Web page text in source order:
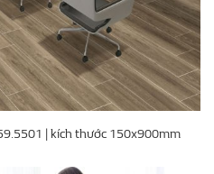
| kích thước 150x900mm